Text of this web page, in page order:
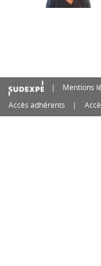
Mentions
Accès adhérents